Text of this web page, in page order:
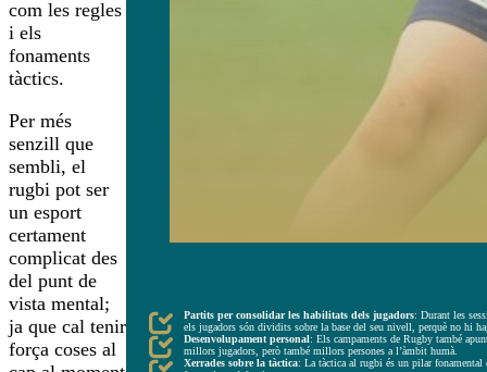
com les regles
i els
fonaments
tàctics.
Per més
senzill que
sembli, el
rugbi pot ser
un esport
certament
complicat des
del punt de
vista mental;
ja que cal tenir
força coses al
Partits per consolidar les habilitats dels jugadors: Durant les
els jugadors són dividits sobre la base del seu nivell, perquè no hi
Desenvolupament personal: Els campaments de Rugby també
millors jugadors, però també millors persones a l’àmbit humà.
Xerrades sobre la tàctica: La tàctica al rugbi és un pilar fonamental